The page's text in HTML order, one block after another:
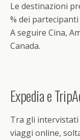
Le destinazioni
% dei
A seguire Cina,
Canada.
Expedia e
Tra gli
viaggi online,